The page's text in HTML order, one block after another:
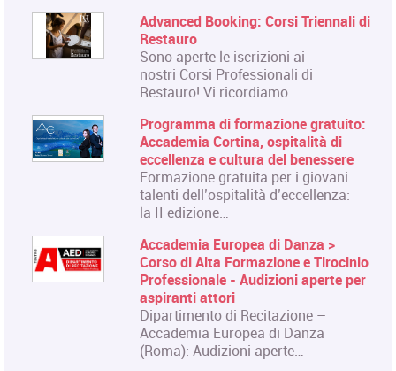
Advanced Booking: Corsi Triennali di
Restauro
Sono aperte le iscrizioni ai
nostri Corsi Professionali di
Restauro! Vi ricordiamo…
Programma di formazione gratuito:
Accademia Cortina, ospitalità di
eccellenza e cultura del benessere
Formazione gratuita per i giovani
talenti dell’ospitalità d’eccellenza:
la II edizione…
Accademia Europea di Danza >
Corso di Alta Formazione e Tirocinio
Professionale - Audizioni aperte per
aspiranti attori
Dipartimento di Recitazione –
Accademia Europea di Danza
(Roma): Audizioni aperte…